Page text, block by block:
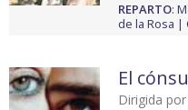
REPARTO:
de la Rosa
El
Dirigida por